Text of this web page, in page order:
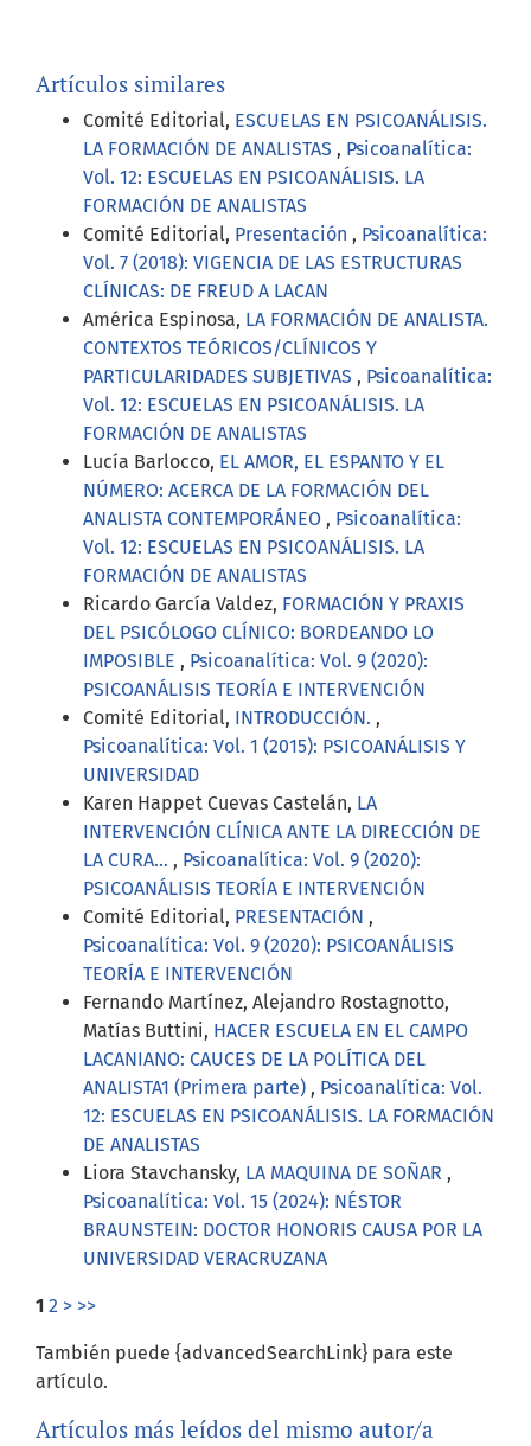
Artículos similares
Comité Editorial, ESCUELAS EN PSICOANÁLISIS.
LA FORMACIÓN DE ANALISTAS , Psicoanalítica:
Vol. 12: ESCUELAS EN PSICOANÁLISIS. LA
FORMACIÓN DE ANALISTAS
Comité Editorial, Presentación , Psicoanalítica:
Vol. 7 (2018): VIGENCIA DE LAS ESTRUCTURAS
CLÍNICAS: DE FREUD A LACAN
América Espinosa, LA FORMACIÓN DE ANALISTA.
CONTEXTOS TEÓRICOS/CLÍNICOS Y
PARTICULARIDADES SUBJETIVAS , Psicoanalítica:
Vol. 12: ESCUELAS EN PSICOANÁLISIS. LA
FORMACIÓN DE ANALISTAS
Lucía Barlocco, EL AMOR, EL ESPANTO Y EL
NÚMERO: ACERCA DE LA FORMACIÓN DEL
ANALISTA CONTEMPORÁNEO , Psicoanalítica:
Vol. 12: ESCUELAS EN PSICOANÁLISIS. LA
FORMACIÓN DE ANALISTAS
Ricardo García Valdez, FORMACIÓN Y PRAXIS
DEL PSICÓLOGO CLÍNICO: BORDEANDO LO
IMPOSIBLE , Psicoanalítica: Vol. 9 (2020):
PSICOANÁLISIS TEORÍA E INTERVENCIÓN
Comité Editorial, INTRODUCCIÓN. ,
Psicoanalítica: Vol. 1 (2015): PSICOANÁLISIS Y
UNIVERSIDAD
Karen Happet Cuevas Castelán, LA
INTERVENCIÓN CLÍNICA ANTE LA DIRECCIÓN DE
LA CURA... , Psicoanalítica: Vol. 9 (2020):
PSICOANÁLISIS TEORÍA E INTERVENCIÓN
Comité Editorial, PRESENTACIÓN ,
Psicoanalítica: Vol. 9 (2020): PSICOANÁLISIS
TEORÍA E INTERVENCIÓN
Fernando Martínez, Alejandro Rostagnotto,
Matías Buttini, HACER ESCUELA EN EL CAMPO
LACANIANO: CAUCES DE LA POLÍTICA DEL
ANALISTA1 (Primera parte) , Psicoanalítica: Vol.
12: ESCUELAS EN PSICOANÁLISIS. LA FORMACIÓN
DE ANALISTAS
Liora Stavchansky, LA MAQUINA DE SOÑAR ,
Psicoanalítica: Vol. 15 (2024): NÉSTOR
BRAUNSTEIN: DOCTOR HONORIS CAUSA POR LA
UNIVERSIDAD VERACRUZANA
1 2 > >>
También puede {advancedSearchLink} para este
artículo.
Artículos más leídos del mismo autor/a